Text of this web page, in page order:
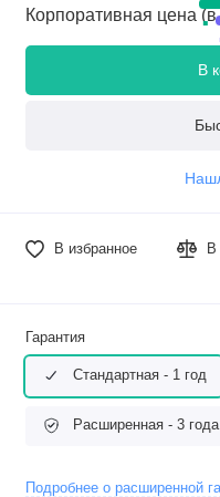
Корпоративная цена
В
В избранное В
Гарантия
Стандартная - 1 год
Расширенная - 3 года
Подробнее о расширенной